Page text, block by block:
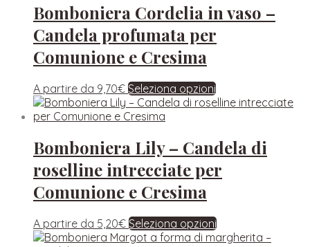
Bomboniera Cordelia in vaso –
Candela profumata per
Comunione e Cresima
A partire da 9,70€ Seleziona opzioni
Bomboniera Lily – Candela di
roselline intrecciate per
Comunione e Cresima
A partire da 5,20€ Seleziona opzioni